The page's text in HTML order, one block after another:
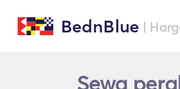
BednBlue |
Sewa